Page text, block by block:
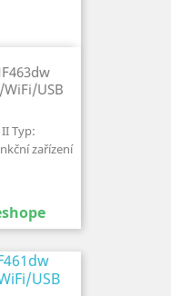
USB
Typ:
zařízení